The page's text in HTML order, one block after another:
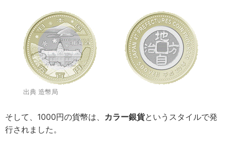
出典 造幣局
そして、1000円の貨幣は、 カラー銀貨というスタイルで発
行されました。